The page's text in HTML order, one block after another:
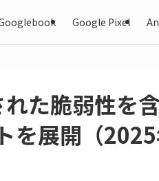
Google Pixel
た脆弱性を
を展開（